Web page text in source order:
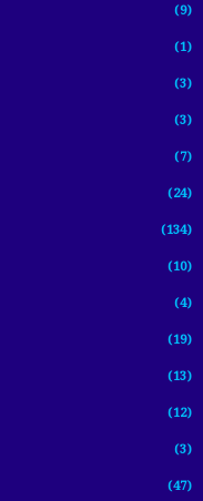
(9)
(1)
(3)
(3)
(7)
(24)
(134)
(10)
(4)
(19)
(13)
(12)
(3)
(47)